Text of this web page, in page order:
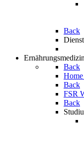
Back
Back
Home
Back
FSR
Back